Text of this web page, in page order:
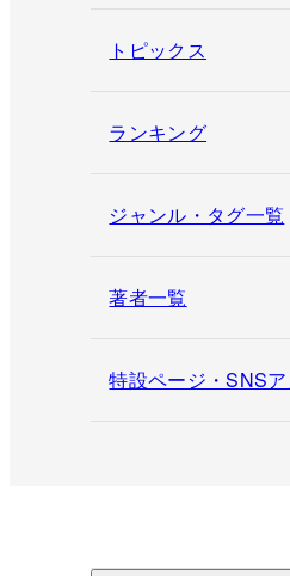
トピックス
ランキング
ジャンル・タグ一覧
著者一覧
特設ページ・SNS